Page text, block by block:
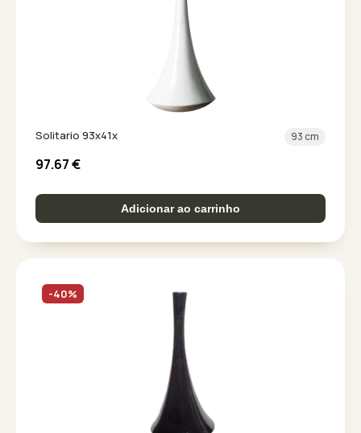
Solitario 93x41x 93 cm
97.67€
Adicionar ao carrinho
-40%